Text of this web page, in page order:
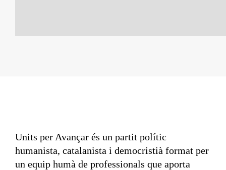
Units per Avançar és un partit polític
humanista, catalanista i democristià format per
un equip humà de professionals que aporta